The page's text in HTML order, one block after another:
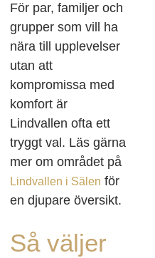
För par, familjer och
grupper som vill ha
nära till upplevelser
utan att
kompromissa med
komfort är
Lindvallen ofta ett
tryggt val. Läs gärna
mer om området på
Lindvallen i Sälen för
en djupare översikt.
Så väljer